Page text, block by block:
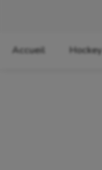
Accueil Hockey